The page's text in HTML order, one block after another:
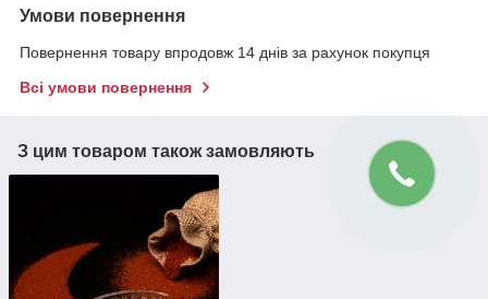
Умови повернення
Повернення товару впродовж 14 днів за рахунок покупця
Всі умови повернення
З цим товаром також замовляють